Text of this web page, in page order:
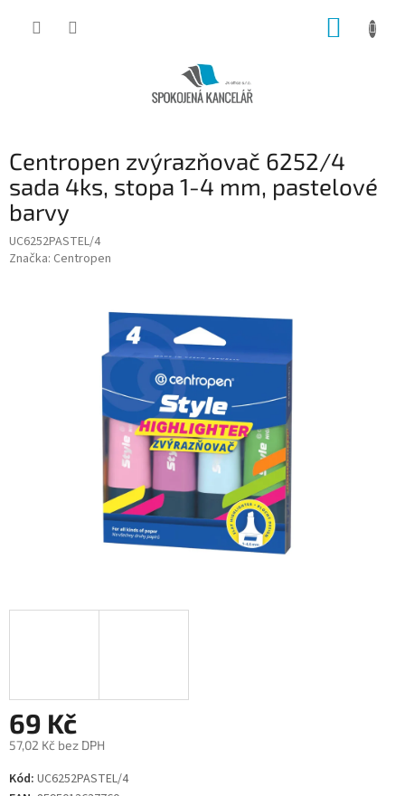
Centropen zvýrazňovač 6252/4
sada 4ks, stopa 1-4 mm, pastelové
barvy
UC6252PASTEL/4
Značka: Centropen
69 Kč
57,02 Kč bez DPH
Měrná
cena:
Kód: UC6252PASTEL/4